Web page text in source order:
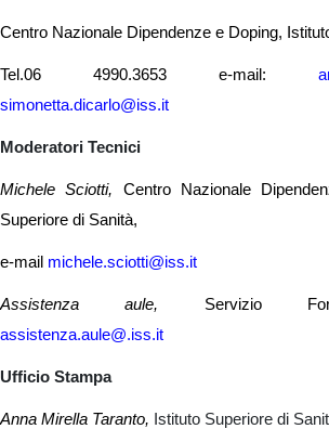
Centro Nazionale Dipendenze e Doping,
Tel.06 4990.3653 e-mail:
simonetta.dicarlo@iss.it
Moderatori Tecnici
Michele Sciotti, Centro Nazionale
Superiore di Sanità,
e-mail michele.sciotti@iss.it
Assistenza aule, Servizio
assistenza.aule@.iss.it
Ufficio Stampa
Anna Mirella Taranto, Istituto Superiore di